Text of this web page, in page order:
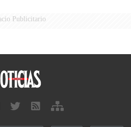
Publicitario